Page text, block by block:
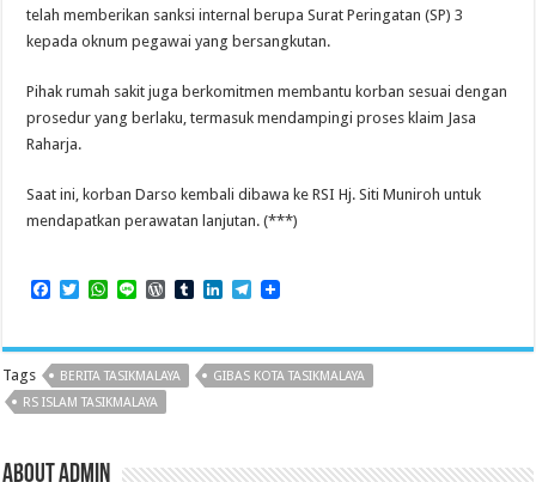
telah memberikan sanksi internal berupa Surat Peringatan (SP) 3
kepada oknum pegawai yang bersangkutan.
Pihak rumah sakit juga berkomitmen membantu korban sesuai dengan
prosedur yang berlaku, termasuk mendampingi proses klaim Jasa
Raharja.
Saat ini, korban Darso kembali dibawa ke RSI Hj. Siti Muniroh untuk
mendapatkan perawatan lanjutan. (***)
F
e
b
o
o
T
t
t
e
r
W
t
s
A
p
L
e
W
d
P
r
T
b
l
r
L
k
e
d
T
e
g
r
Tags BERITA TASIKMALAYA
GIBAS KOTA TASIKMALAYA
RS ISLAM TASIKMALAYA
About admin